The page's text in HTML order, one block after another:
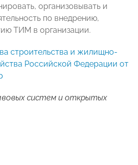
организовывать и
по внедрению,
ТИМ в организации.
строительства и жилищно-
Российской Федерации от
систем и открытых